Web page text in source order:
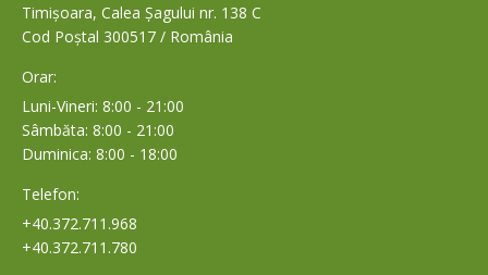
Timișoara, Calea Șagului nr. 138 C
Cod Poștal 300517 / România
Orar:
Luni-Vineri: 8:00 - 21:00
Sâmbăta: 8:00 - 21:00
Duminica: 8:00 - 18:00
Telefon:
+40.372.711.968
+40.372.711.780